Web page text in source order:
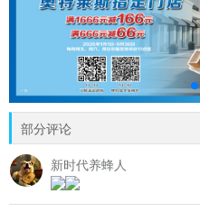
部分评论
新时代养蜂人